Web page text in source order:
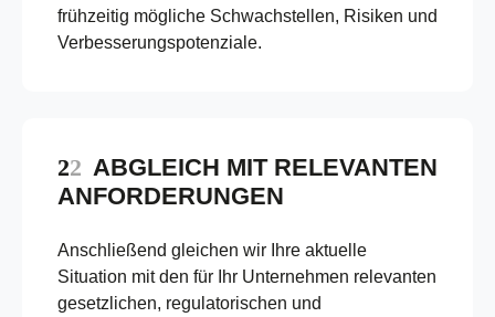
frühzeitig mögliche Schwachstellen, Risiken und
Verbesserungspotenziale.
ABGLEICH MIT RELEVANTEN
ANFORDERUNGEN
Anschließend gleichen wir Ihre aktuelle
Situation mit den für Ihr Unternehmen relevanten
gesetzlichen, regulatorischen und